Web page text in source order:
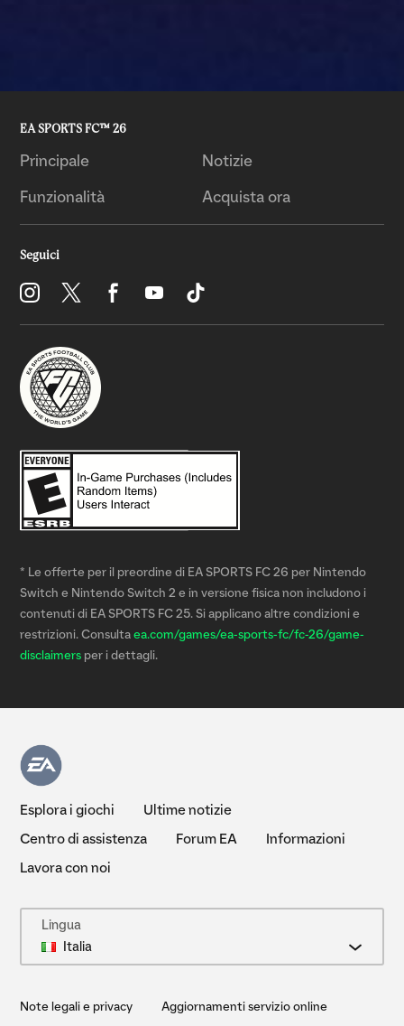
* Le offerte per il preordine di EA SPORTS FC 26 per Nintendo
Switch e Nintendo Switch 2 e in versione fisica non includono i
contenuti di EA SPORTS FC 25. Si applicano altre condizioni e
restrizioni. Consulta ea.com/games/ea-sports-fc/fc-26/game-
disclaimers per i dettagli.